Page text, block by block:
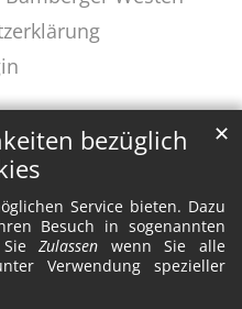
bezüglich
Service bieten. Dazu
Besuch in sogenannten
SieZulassen wenn Sie alle
Verwendung spezieller
✕